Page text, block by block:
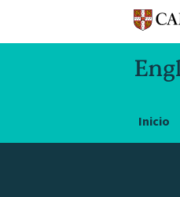
Inicio